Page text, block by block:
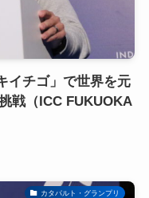
イチゴ」で世界を元
戦（ICC FUKUOKA
カタパルト・グランプリ